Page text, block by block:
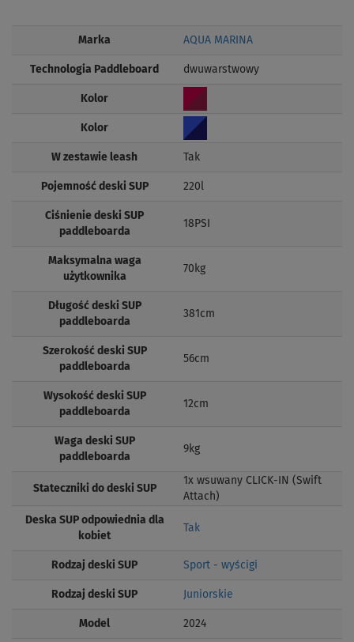
Marka AQUA MARINA
Technologia Paddleboard dwuwarstwowy
Kolor
Kolor
W zestawie leash Tak
Pojemność deski SUP 220l
Ciśnienie deski SUP
paddleboarda
18PSI
Maksymalna waga
użytkownika
70kg
Długość deski SUP
paddleboarda
381cm
Szerokość deski SUP
paddleboarda
56cm
Wysokość deski SUP
paddleboarda
12cm
Waga deski SUP
paddleboarda
9kg
Stateczniki do deski SUP
1x wsuwany CLICK-IN (Swift
Attach)
Deska SUP odpowiednia dla
kobiet
Tak
Rodzaj deski SUP Sport - wyścigi
Rodzaj deski SUP Juniorskie
Model 2024